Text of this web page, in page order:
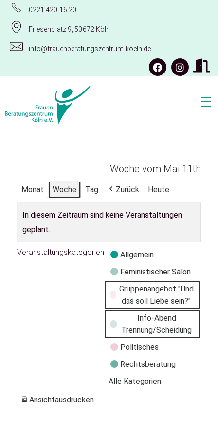
0221 420 16 20
Friesenplatz 9, 50672 Köln
info@frauenberatungszentrum-koeln.de
Woche vom Mai 11th
Monat Woche Tag Zurück Heute
In diesem Zeitraum sind keine Veranstaltungen
geplant.
Veranstaltungskategorien
Allgemein
Feministischer Salon
Gruppenangebot "Und
das soll Liebe sein?"
Info-Abend
Trennung/Scheidung
Politisches
Rechtsberatung
Alle Kategorien
Ansichtausdrucken